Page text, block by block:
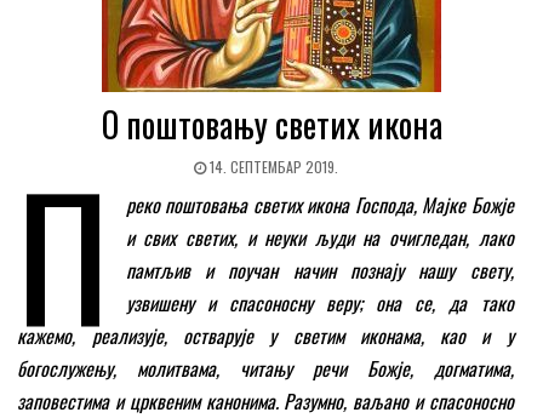
О поштовању светих икона
14. СЕПТЕМБАР 2019.
П
реко поштовања светих икона Господа, Мајке Божје
и свих светих, и неуки људи на очигледан, лако
памтљив и поучан начин познају нашу свету,
узвишену и спасоносну веру; она се, да тако
кажемо, реализује, остварује у светим иконама, као и у
богослужењу, молитвама, читању речи Божје, догматима,
заповестима и црквеним канонима. Разумно, ваљано и спасоносно